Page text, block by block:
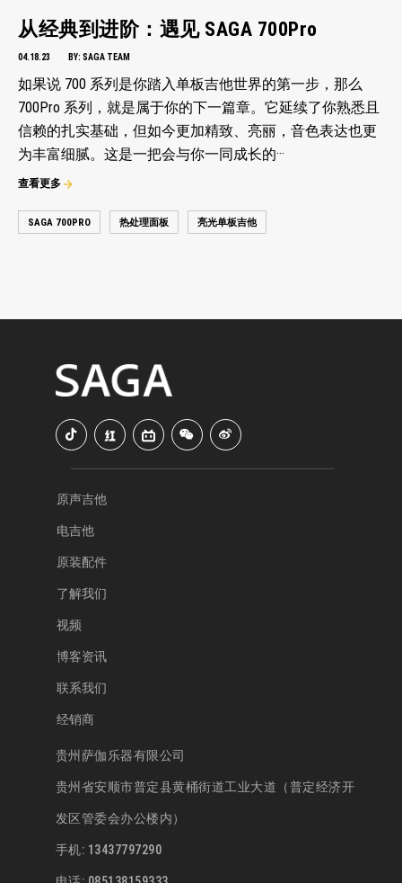
从经典到进阶：遇见 SAGA 700Pro
04.18.23 BY: SAGA TEAM
如果说 700 系列是你踏入单板吉他世界的第一步，那么
700Pro 系列，就是属于你的下一篇章。它延续了你熟悉且
信赖的扎实基础，但如今更加精致、亮丽，音色表达也更
为丰富细腻。这是一把会与你一同成长的···
查看更多
SAGA 700PRO 热处理面板 亮光单板吉他
原声吉他
电吉他
原装配件
了解我们
视频
博客资讯
联系我们
经销商
贵州萨伽乐器有限公司
贵州省安顺市普定县黄桶街道工业大道（普定经济开
发区管委会办公楼内）
手机: 13437797290